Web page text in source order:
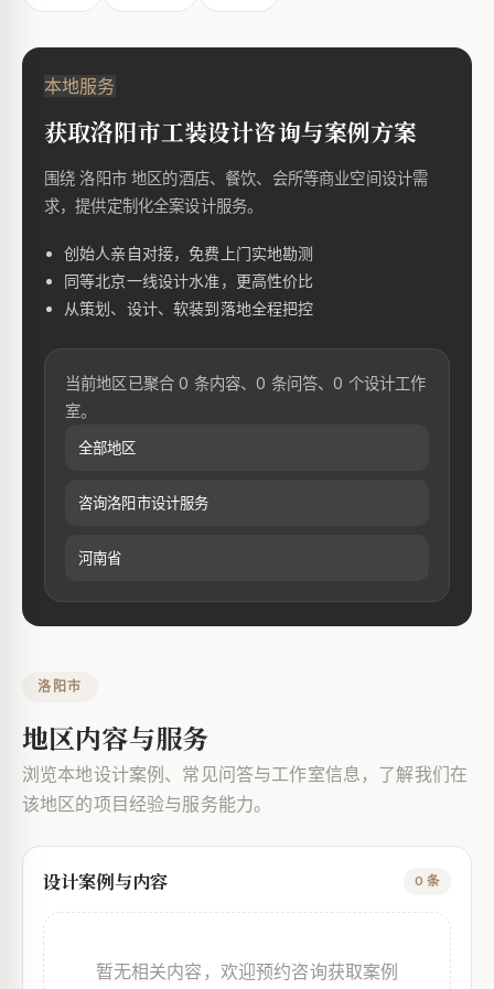
本地服务
获取洛阳市工装设计咨询与案例方案
围绕 洛阳市 地区的酒店、餐饮、会所等商业空间设计需
求，提供定制化全案设计服务。
创始人亲自对接，免费上门实地勘测
同等北京一线设计水准，更高性价比
从策划、设计、软装到落地全程把控
当前地区已聚合 0 条内容、0 条问答、0 个设计工作
室。
全部地区
咨询洛阳市设计服务
河南省
洛阳市
地区内容与服务
浏览本地设计案例、常见问答与工作室信息，了解我们在
该地区的项目经验与服务能力。
设计案例与内容 0 条
暂无相关内容，欢迎预约咨询获取案例